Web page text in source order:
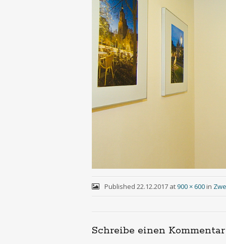
Published 22.12.2017at900 × 600in
Schreibe einen Kommentar